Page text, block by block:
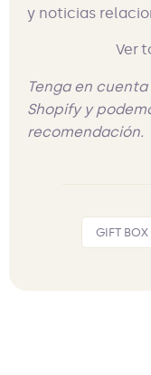
y noticias
Ver
Tenga en
Shopify y
recomendación.
GIFT BOX